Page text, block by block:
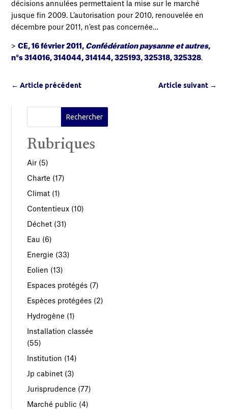
décisions annulées permettaient la mise sur le marché
jusque fin 2009. L’autorisation pour 2010, renouvelée en
décembre pour 2011, n’est pas concernée…
>CE, 16 février 2011, Confédération paysanne et autres,
n°s 314016, 314044, 314144, 325193, 325318, 325328.
←Article précédent Article suivant→
Rubriques
Air (5)
Charte (17)
Climat (1)
Contentieux (10)
Déchet (31)
Eau (6)
Energie (33)
Eolien (13)
Espaces protégés (7)
Espèces protégées (2)
Hydrogène (1)
Installation classée
(55)
Institution (14)
Jp cabinet (3)
Jurisprudence (77)
Marché public (4)